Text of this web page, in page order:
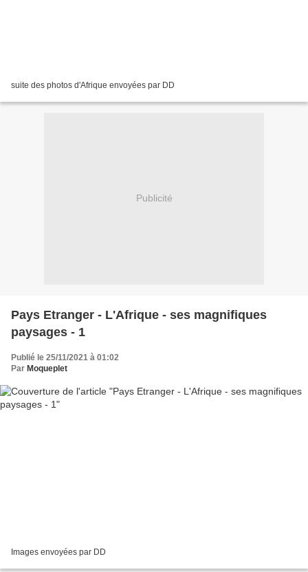
suite des photos d'Afrique envoyées par DD
Publicité
Pays Etranger - L'Afrique - ses magnifiques
paysages - 1
Publié le 25/11/2021 à 01:02
Par Moqueplet
Images envoyées par DD